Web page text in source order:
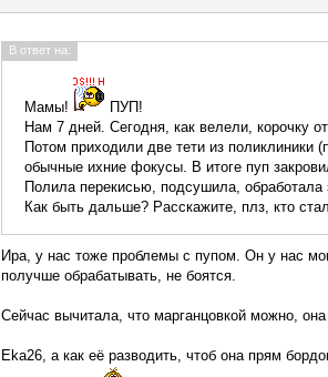
В ответ на:
Мамы!
ПУП!
Нам 7 дней. Сегодня, как велели, корочку
Потом приходили две тети из
обычные ихние фокусы. В итоге пуп
Полила перекисью, подсушила, обработала
Как быть дальше? Расскажите, плз, кто
Ира, у нас тоже проблемы с пупом. Он у нас
получше обрабатывать, не боятся.
Сейчас вычитала, что марганцовкой можно,
Eka26, а как её разводить, чтоб она прям